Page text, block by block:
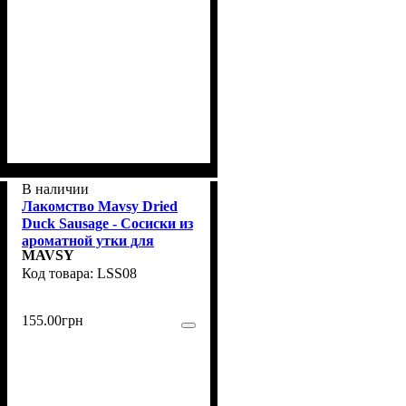
В наличии
Лакомство Mavsy Dried
Duck Sausage - Сосиски из
ароматной утки для
собак, 100 г
MAVSY
LSS08
155.00грн